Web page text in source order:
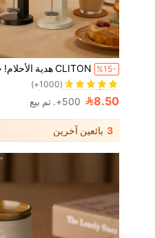
%15-
1# الأفضل مبيعا
في الأجهزة
(1000+)
1# الأفضل مبيعا
في الأجهزة
1# الأفضل مبيعا
في الأجهزة
1# الأفضل مبيعا
في الأجهزة
(1000+)
8.50 500+. تم بيع
3 بائعين آخرين